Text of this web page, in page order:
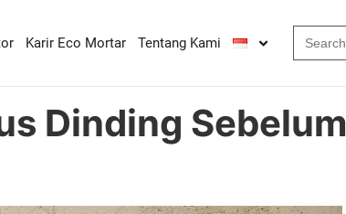
Karir Eco Mortar Tentang Kami
for:
Dinding Sebelum